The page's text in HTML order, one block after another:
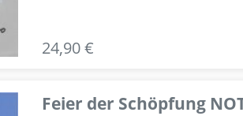
24,90 €
Feier der Schöpfung